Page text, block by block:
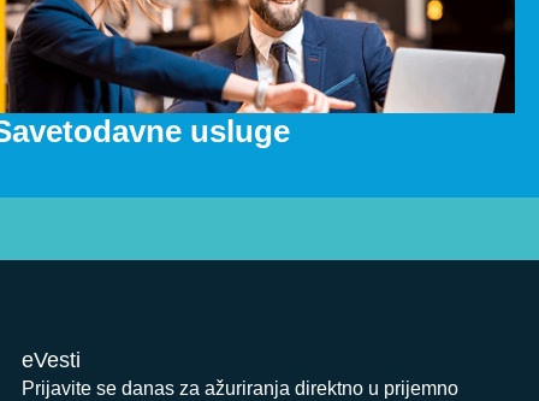
usluge
eVesti
Prijavite se danas za ažuriranja direktno u prijemno